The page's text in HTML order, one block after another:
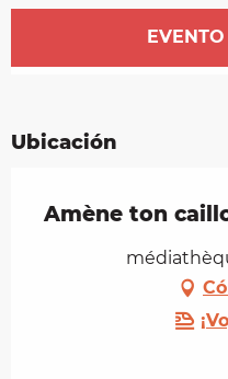
Horarios y datos
Ubicación
Amène ton